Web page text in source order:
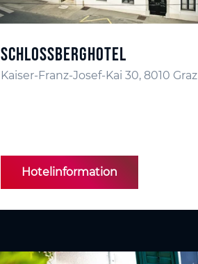
Schlossberghotel
Kaiser-Franz-Josef-Kai 30, 8010 Graz
Hotelinformation